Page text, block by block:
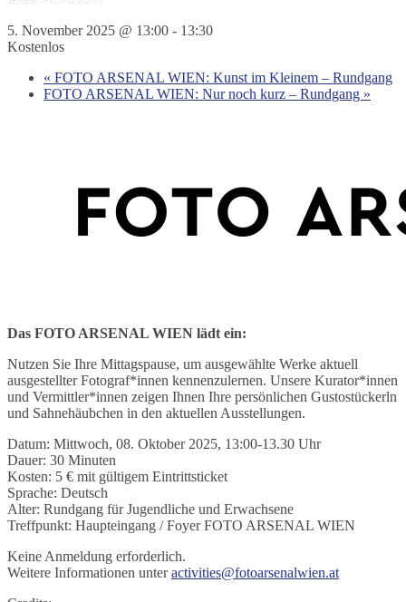
5. November 2025 @ 13:00 - 13:30
Kostenlos
« FOTO ARSENAL WIEN: Kunst im Kleinem – Rundgang
FOTO ARSENAL WIEN: Nur noch kurz – Rundgang »
Das FOTO ARSENAL WIEN lädt ein:
Nutzen Sie Ihre Mittagspause, um ausgewählte Werke aktuell
ausgestellter Fotograf*innen kennenzulernen. Unsere Kurator*innen
und Vermittler*innen zeigen Ihnen Ihre persönlichen Gustostückerln
und Sahnehäubchen in den aktuellen Ausstellungen.
Datum: Mittwoch, 08. Oktober 2025, 13:00-13.30 Uhr
Dauer: 30 Minuten
Kosten: 5 € mit gültigem Eintrittsticket
Sprache: Deutsch
Alter: Rundgang für Jugendliche und Erwachsene
Treffpunkt: Haupteingang / Foyer FOTO ARSENAL WIEN
Keine Anmeldung erforderlich.
Weitere Informationen unteractivities@fotoarsenalwien.at